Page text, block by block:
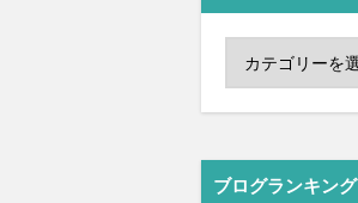
ブログランキング